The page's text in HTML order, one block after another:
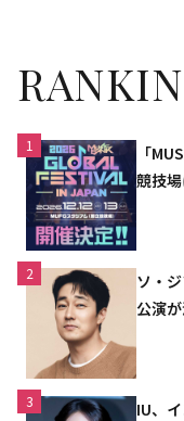
1
「
競技
2
ソ・
公演が
3
IU、